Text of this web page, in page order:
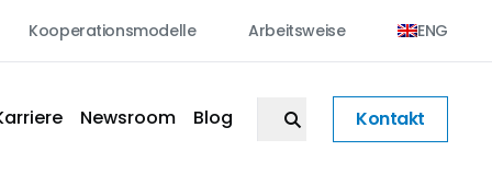
Kooperationsmodelle Arbeitsweise ENG
Newsroom Blog Kontakt